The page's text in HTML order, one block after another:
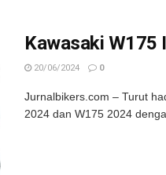
Kawasaki W175
20/06/2024 0
Jurnalbikers.com – Turut
2024 dan W175 2024